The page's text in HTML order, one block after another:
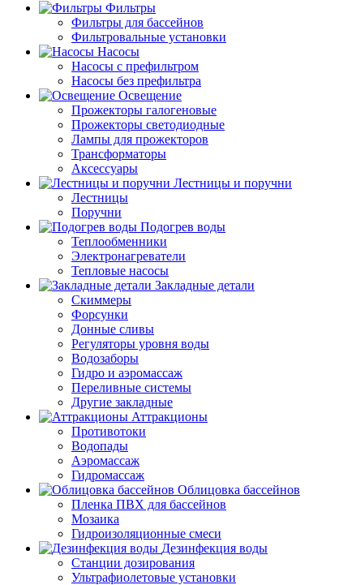
Фильтры
Фильтры для бассейнов
Фильтровальные установки
Насосы
Насосы с префильтром
Насосы без префильтра
Освещение
Прожекторы галогеновые
Прожекторы светодиодные
Лампы для прожекторов
Трансформаторы
Аксессуары
Лестницы и поручни
Лестницы
Поручни
Подогрев воды
Теплообменники
Электронагреватели
Тепловые насосы
Закладные детали
Скиммеры
Форсунки
Донные сливы
Регуляторы уровня воды
Водозаборы
Гидро и аэромассаж
Переливные системы
Другие закладные
Аттракционы
Противотоки
Водопады
Аэромассаж
Гидромассаж
Облицовка бассейнов
Пленка ПВХ для бассейнов
Мозаика
Гидроизоляционные смеси
Дезинфекция воды
Станции дозирования
Ультрафиолетовые установки